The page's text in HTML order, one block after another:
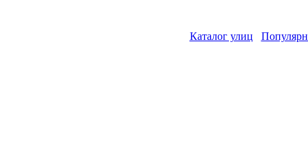
Каталог улиц